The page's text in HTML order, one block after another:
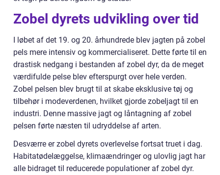
Zobel dyrets udvikling over tid
I løbet af det 19. og 20. århundrede blev jagten på zobel
pels mere intensiv og kommercialiseret. Dette førte til en
drastisk nedgang i bestanden af zobel dyr, da de meget
værdifulde pelse blev efterspurgt over hele verden.
Zobel pelsen blev brugt til at skabe eksklusive tøj og
tilbehør i modeverdenen, hvilket gjorde zobeljagt til en
industri. Denne massive jagt og låntagning af zobel
pelsen førte næsten til udryddelse af arten.
Desværre er zobel dyrets overlevelse fortsat truet i dag.
Habitatødelæggelse, klimaændringer og ulovlig jagt har
alle bidraget til reducerede populationer af zobel dyr.